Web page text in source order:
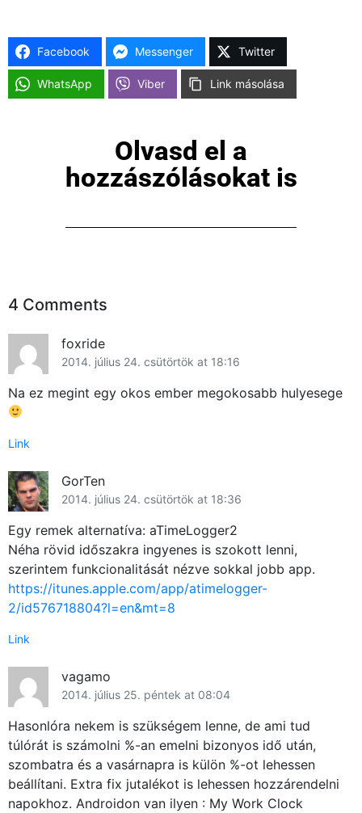
Facebook Messenger Twitter
WhatsApp Viber Link másolása
Olvasd el a
hozzászólásokat is
4 Comments
foxride
2014. július 24. csütörtök at 18:16
Na ez megint egy okos ember megokosabb hulyesege
Link
GorTen
2014. július 24. csütörtök at 18:36
Egy remek alternatíva: aTimeLogger2
Néha rövid időszakra ingyenes is szokott lenni,
szerintem funkcionalitását nézve sokkal jobb app.
https://itunes.apple.com/app/atimelogger-
2/id576718804?l=en&mt=8
Link
vagamo
2014. július 25. péntek at 08:04
Hasonlóra nekem is szükségem lenne, de ami tud
túlórát is számolni %-an emelni bizonyos idő után,
szombatra és a vasárnapra is külön %-ot lehessen
beállítani. Extra fix jutalékot is lehessen hozzárendelni
napokhoz. Androidon van ilyen : My Work Clock